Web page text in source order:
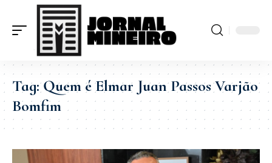
Tag:Quem é Elmar Juan Passos Varjão
Bomfim